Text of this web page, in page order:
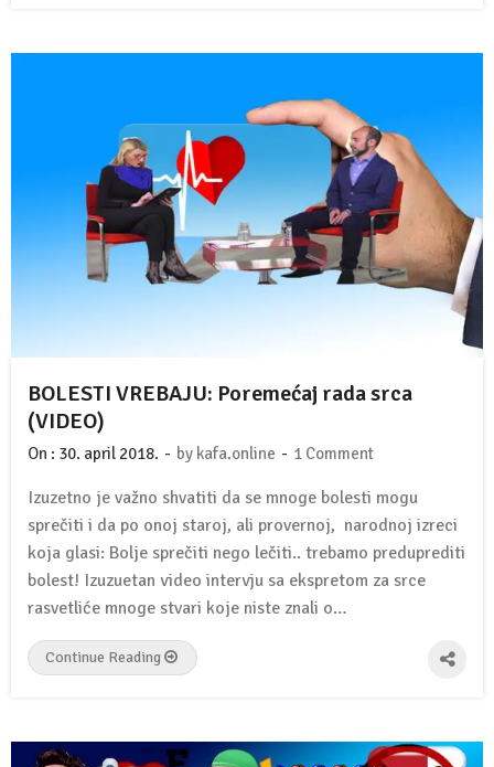
BOLESTI VREBAJU: Poremećaj rada srca
(VIDEO)
On : 30. april 2018. - by kafa.online - 1 Comment
Izuzetno je važno shvatiti da se mnoge bolesti mogu
sprečiti i da po onoj staroj, ali provernoj, narodnoj izreci
koja glasi: Bolje sprečiti nego lečiti.. trebamo preduprediti
bolest! Izuzuetan video intervju sa ekspretom za srce
rasvetliće mnoge stvari koje niste znali o…
Continue Reading